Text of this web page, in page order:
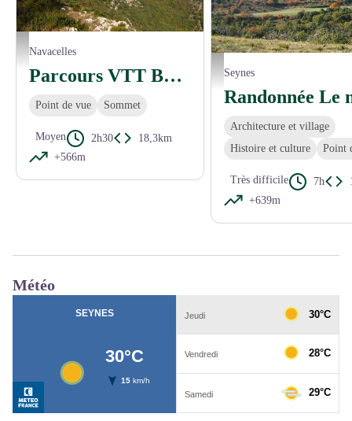
Vue du Mont Bouquet - © A. GRIFFON - Dpt30
Navacelles
Parcours VTT Bouquet final
Point de vue Sommet
Moyen 2h30
18,3km
+566m
Le Mont Bouquet - © A.
Seynes
Architecture et village
Histoire et culture
Point
Très difficile 7h
+639m
Météo